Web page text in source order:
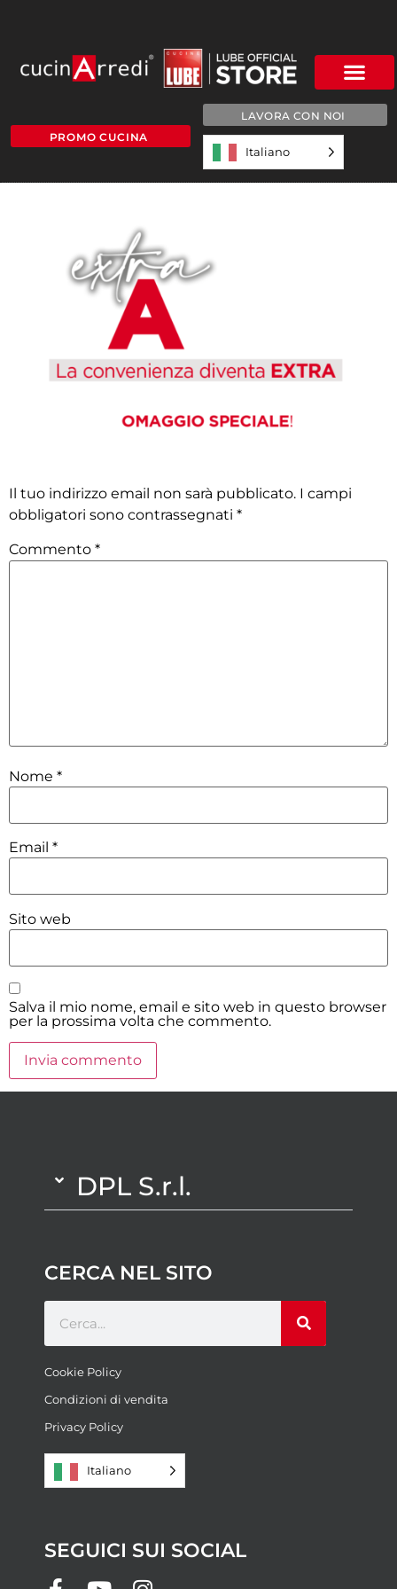
PROMO CUCINA
LAVORA CON NOI
Italiano
Il tuo indirizzo email non sarà pubblicato. I campi
obbligatori sono contrassegnati *
Commento *
Nome *
Email *
Sito web
Salva il mio nome, email e sito web in questo browser
per la prossima volta che commento.
DPL S.r.l.
CERCA NEL SITO
Cookie Policy
Condizioni di vendita
Privacy Policy
Italiano
SEGUICI SUI SOCIAL